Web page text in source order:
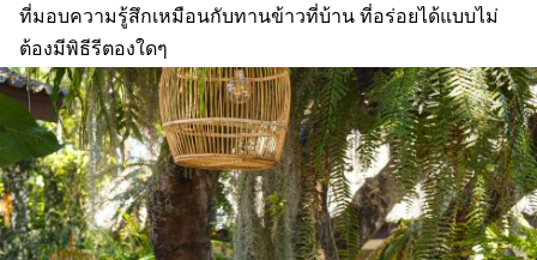
ที่มอบความรู้สึกเหมือนกับทานข้าวที่บ้าน ที่อร่อยได้แบบไม่
ต้องมีพิธีรีตองใดๆ